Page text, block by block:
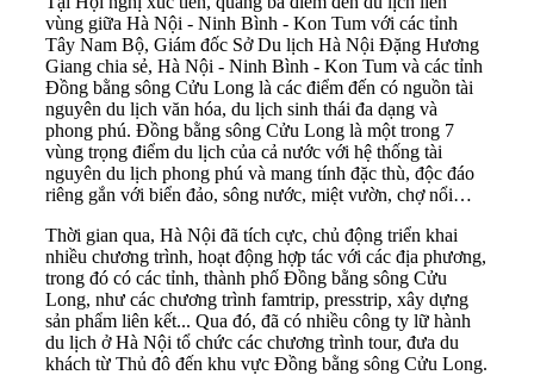
vùng giữa Hà Nội - Ninh Bình - Kon Tum với các tỉnh
Tây Nam Bộ, Giám đốc Sở Du lịch Hà Nội Đặng Hương
Giang chia sẻ, Hà Nội - Ninh Bình - Kon Tum và các tỉnh
Đồng bằng sông Cửu Long là các điểm đến có nguồn tài
nguyên du lịch văn hóa, du lịch sinh thái đa dạng và
phong phú. Đồng bằng sông Cửu Long là một trong 7
vùng trọng điểm du lịch của cả nước với hệ thống tài
nguyên du lịch phong phú và mang tính đặc thù, độc đáo
riêng gắn với biển đảo, sông nước, miệt vườn, chợ nổi…
Thời gian qua, Hà Nội đã tích cực, chủ động triển khai
nhiều chương trình, hoạt động hợp tác với các địa phương,
trong đó có các tỉnh, thành phố Đồng bằng sông Cửu
Long, như các chương trình famtrip, presstrip, xây dựng
sản phẩm liên kết... Qua đó, đã có nhiều công ty lữ hành
du lịch ở Hà Nội tổ chức các chương trình tour, đưa du
khách từ Thủ đô đến khu vực Đồng bằng sông Cửu Long.